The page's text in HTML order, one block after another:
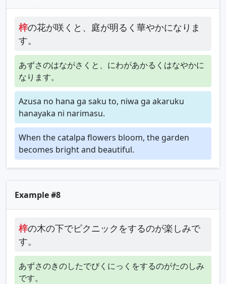
梓の花が咲くと、庭が明るく華やかになりま
す。
あずさのはながさくと、にわがあかるくはなやかに
なります。
Azusa no hana ga saku to, niwa ga akaruku
hanayaka ni narimasu.
When the catalpa flowers bloom, the garden
becomes bright and beautiful.
Example #8
梓の木の下でピクニックをするのが楽しみで
す。
あずさのきのしたでぴくにっくをするのがたのしみ
です。